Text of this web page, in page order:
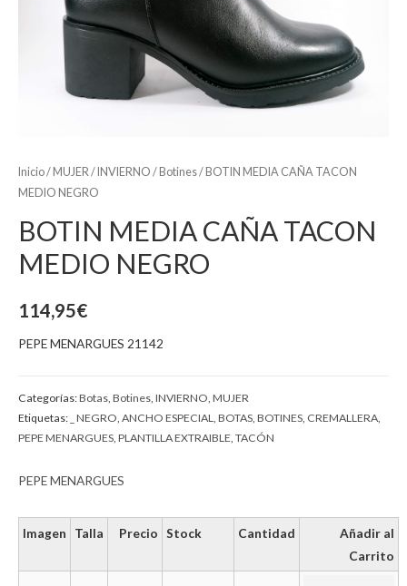
Inicio/ MUJER / INVIERNO / Botines/ BOTIN MEDIA CAÑA TACON
MEDIO NEGRO
BOTIN MEDIA CAÑA TACON
MEDIO NEGRO
114,95€
PEPE MENARGUES 21142
Categorías:Botas Botines INVIERNO MUJER
Etiquetas: _ NEGRO ANCHO ESPECIAL BOTAS BOTINES CREMALLERA
PEPE MENARGUES PLANTILLA EXTRAIBLE TACÓN
PEPE MENARGUES
Imagen Talla Precio Stock Cantidad
Añadir al
Carrito